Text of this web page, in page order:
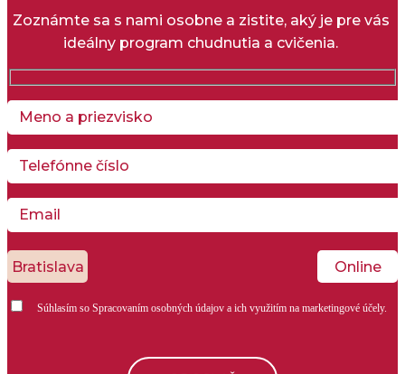
Zoznámte sa s nami osobne a zistite, aký je pre vás
ideálny program chudnutia a cvičenia.
Bratislava Online
Súhlasím so Spracovaním osobných údajov a ich využitím na marketingové účely.